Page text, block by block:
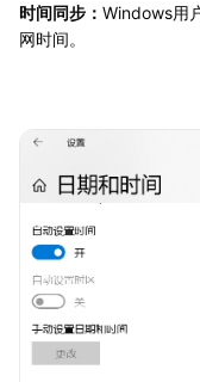
时间同步： Windows用
网时间。